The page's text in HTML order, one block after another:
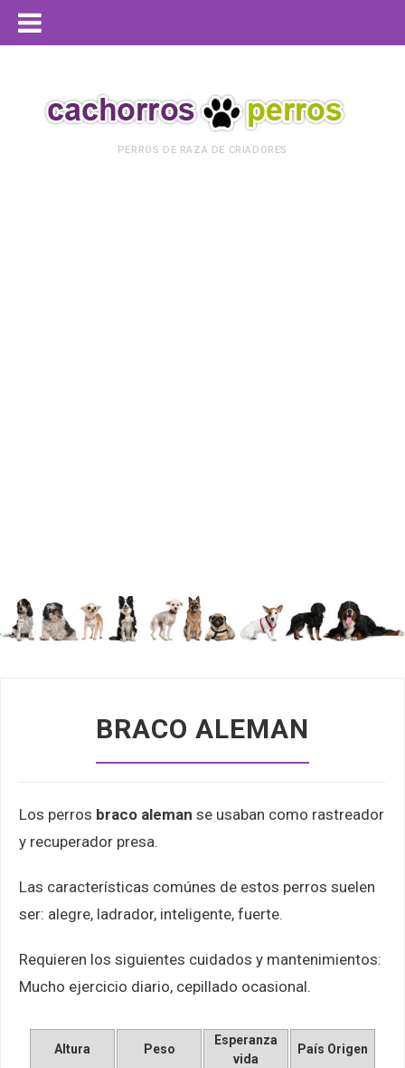
PERROS DE RAZA DE CRIADORES
BRACO ALEMAN
Los perros braco aleman se usaban como rastreador
y recuperador presa.
Las características comúnes de estos perros suelen
ser: alegre, ladrador, inteligente, fuerte.
Requieren los siguientes cuidados y mantenimientos:
Mucho ejercicio diario, cepillado ocasional.
Altura Peso
Esperanza
vida
País Origen